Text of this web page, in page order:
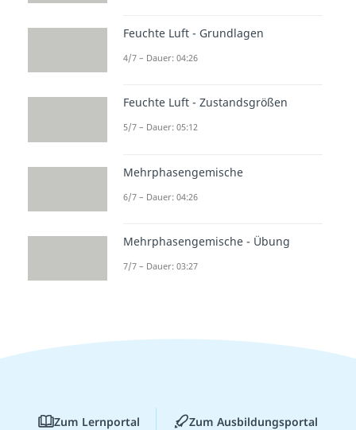
Feuchte Luft - Grundlagen
4/7 – Dauer: 04:26
Feuchte Luft - Zustandsgrößen
5/7 – Dauer: 05:12
Mehrphasengemische
6/7 – Dauer: 04:26
Mehrphasengemische - Übung
7/7 – Dauer: 03:27
Zum Lernportal Zum Ausbildungsportal